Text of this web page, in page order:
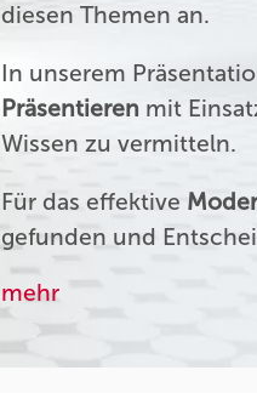
diesen Themen an.
In unserem
Präsentieren mit
Wissen zu vermitteln.
Für das effektive
gefunden und
mehr